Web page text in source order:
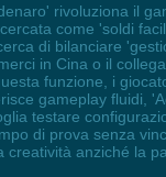
rivoluziona il
come 'soldi
di bilanciare
in Cina o il
funzione, i
gameplay fluidi,
testare
di prova senza
anziché la